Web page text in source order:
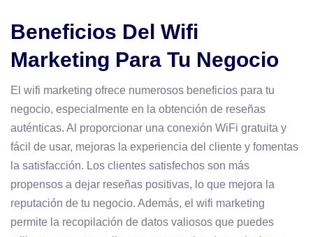
Beneficios Del Wifi
Marketing Para Tu Negocio
El wifi marketing ofrece numerosos beneficios para tu
negocio, especialmente en la obtención de reseñas
auténticas. Al proporcionar una conexión WiFi gratuita y
fácil de usar, mejoras la experiencia del cliente y fomentas
la satisfacción. Los clientes satisfechos son más
propensos a dejar reseñas positivas, lo que mejora la
reputación de tu negocio. Además, el wifi marketing
permite la recopilación de datos valiosos que puedes